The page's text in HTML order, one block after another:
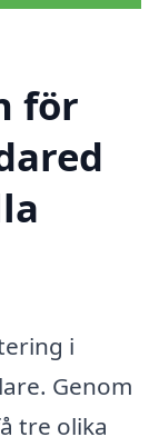
för
i
Genom
tre olika